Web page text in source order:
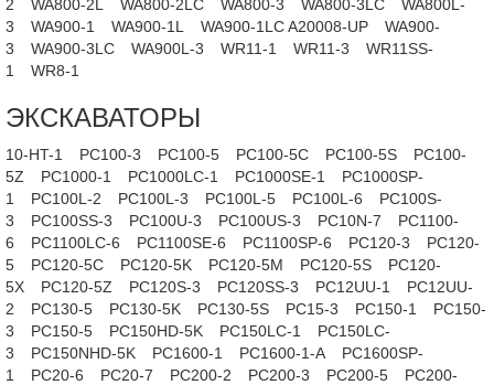
2 WA800-2L WA800-2LC WA800-3 WA800-3LC
WA800L-
3
WA900-1 WA900-1L WA900-1LC A20008-UP
WA900-
3
WA900-3LC WA900L-3 WR11-1 WR11-3
WR11SS-
1
WR8-1
ЭКСКАВАТОРЫ
10-HT-1 PC100-3 PC100-5 PC100-5C PC100-5S
PC100-
5Z
PC1000-1 PC1000LC-1 PC1000SE-1
PC1000SP-
1
PC100L-2 PC100L-3 PC100L-5 PC100L-6
PC100S-
3
PC100SS-3 PC100U-3 PC100US-3 PC10N-7
PC1100-
6
PC1100LC-6 PC1100SE-6 PC1100SP-6 PC120-3
PC120-
5
PC120-5C PC120-5K PC120-5M PC120-5S
PC120-
5X
PC120-5Z PC120S-3 PC120SS-3 PC12UU-1
PC12UU-
2
PC130-5 PC130-5K PC130-5S PC15-3 PC150-1
PC150-
3
PC150-5 PC150HD-5K PC150LC-1
PC150LC-
3
PC150NHD-5K PC1600-1 PC1600-1-A
PC1600SP-
1
PC20-6 PC20-7 PC200-2 PC200-3 PC200-5
PC200-